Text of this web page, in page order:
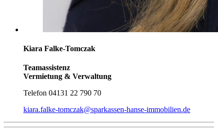
Kiara Falke-Tomczak
Teamassistenz
Vermietung & Verwaltung
Telefon 04131 22 790 70
kiara.falke-tomczak@sparkassen-hanse-immobilien.de